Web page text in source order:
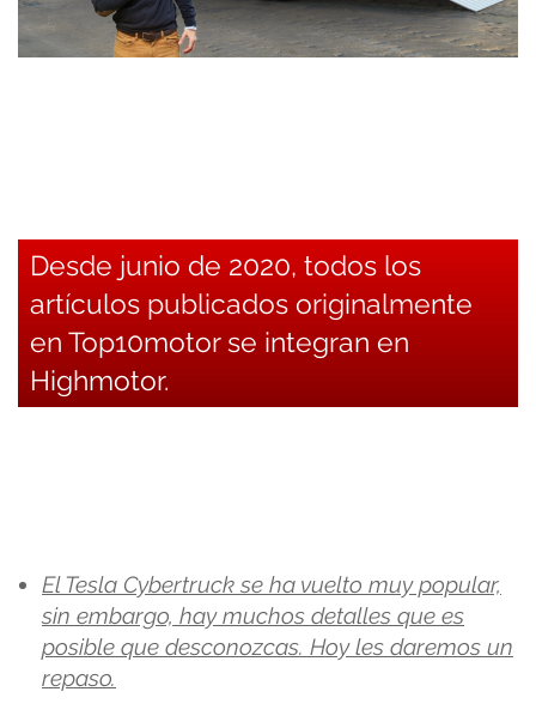
Desde junio de 2020, todos los
artículos publicados originalmente
en Top10motor se integran en
Highmotor.
El Tesla Cybertruck se ha vuelto muy popular,
sin embargo, hay muchos detalles que es
posible que desconozcas. Hoy les daremos un
repaso.